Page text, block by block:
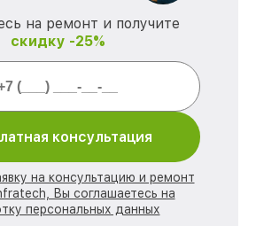
на ремонт и получите
скидку -25%
консультация
на консультацию и ремонт
Вы соглашаетесь на
персональных данных